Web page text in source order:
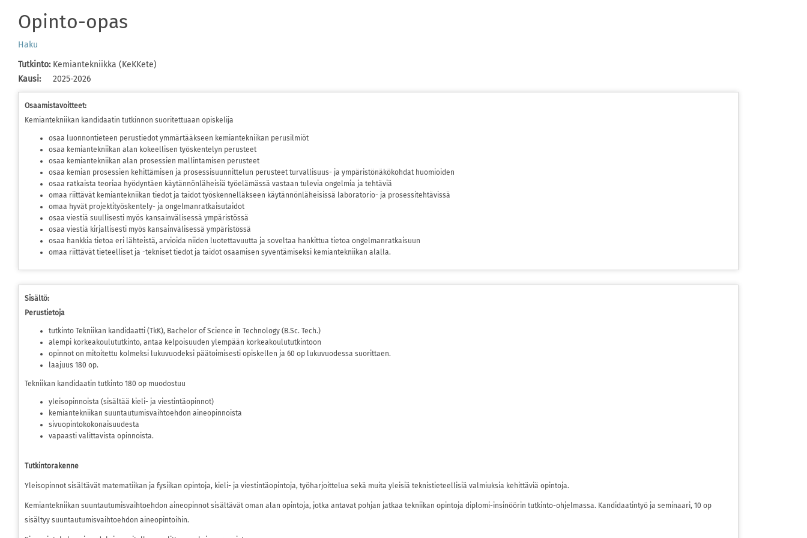
Opinto-opas
Haku
Tutkinto: Kemiantekniikka (KeKKete)
Kausi: 2025-2026
Osaamistavoitteet:
Kemiantekniikan kandidaatin tutkinnon suoritettuaan opiskelija
osaa luonnontieteen perustiedot ymmärtääkseen kemiantekniikan perusilmiöt
osaa kemiantekniikan alan kokeellisen työskentelyn perusteet
osaa kemiantekniikan alan prosessien mallintamisen perusteet
osaa kemian prosessien kehittämisen ja prosessisuunnittelun perusteet turvallisuus- ja ympäristönäkökohdat huomioiden
osaa ratkaista teoriaa hyödyntäen käytännönläheisiä työelämässä vastaan tulevia ongelmia ja tehtäviä
omaa riittävät kemiantekniikan tiedot ja taidot työskennelläkseen käytännönläheisissä laboratorio- ja prosessitehtävissä
omaa hyvät projektityöskentely- ja ongelmanratkaisutaidot
osaa viestiä suullisesti myös kansainvälisessä ympäristössä
osaa viestiä kirjallisesti myös kansainvälisessä ympäristössä
osaa hankkia tietoa eri lähteistä, arvioida niiden luotettavuutta ja soveltaa hankittua tietoa ongelmanratkaisuun
omaa riittävät tieteelliset ja -tekniset tiedot ja taidot osaamisen syventämiseksi kemiantekniikan alalla.
Sisältö:
Perustietoja
tutkinto Tekniikan kandidaatti (TkK), Bachelor of Science in Technology (B.Sc. Tech.)
alempi korkeakoulututkinto, antaa kelpoisuuden ylempään korkeakoulututkintoon
opinnot on mitoitettu kolmeksi lukuvuodeksi päätoimisesti opiskellen ja 60 op lukuvuodessa suorittaen.
laajuus 180 op.
Tekniikan kandidaatin tutkinto 180 op muodostuu
yleisopinnoista (sisältää kieli- ja viestintäopinnot)
kemiantekniikan suuntautumisvaihtoehdon aineopinnoista
sivuopintokokonaisuudesta
vapaasti valittavista opinnoista.
Tutkintorakenne
Yleisopinnot sisältävät matematiikan ja fysiikan opintoja, kieli- ja viestintäopintoja, työharjoittelua sekä muita yleisiä teknistieteellisiä valmiuksia kehittäviä opintoja.
Kemiantekniikan suuntautumisvaihtoehdon aineopinnot sisältävät oman alan opintoja, jotka antavat pohjan jatkaa tekniikan opintoja diplomi-insinöörin tutkinto-ohjelmassa. Kandidaatintyö ja seminaari, 10 op
sisältyy suuntautumisvaihtoehdon aineopintoihin.